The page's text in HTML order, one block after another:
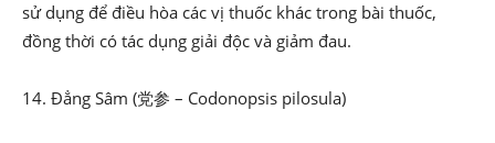
sử dụng để điều hòa các vị thuốc khác trong bài thuốc,
đồng thời có tác dụng giải độc và giảm đau.
14. Đẳng Sâm (党参 – Codonopsis pilosula)